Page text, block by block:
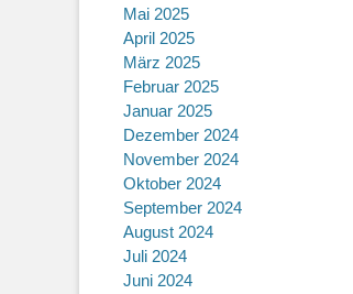
Mai 2025
April 2025
März 2025
Februar 2025
Januar 2025
Dezember 2024
November 2024
Oktober 2024
September 2024
August 2024
Juli 2024
Juni 2024